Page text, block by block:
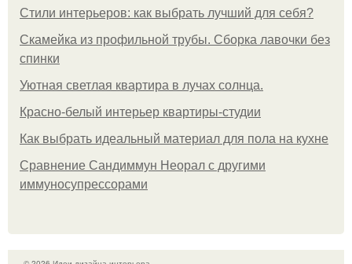
Стили интерьеров: как выбрать лучший для себя?
Скамейка из профильной трубы. Сборка лавочки без
спинки
Уютная светлая квартира в лучах солнца.
Красно-белый интерьер квартиры-студии
Как выбрать идеальный материал для пола на кухне
Сравнение Сандиммун Неорал с другими
иммуносупрессорами